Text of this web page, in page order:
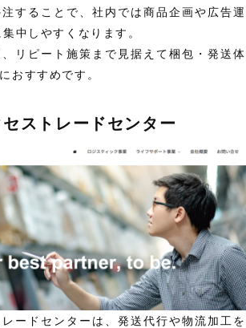
することで、社内では商品企画や広告運
中しやすくなります。
リピート施策まで見据えて梱包・発送体
おすすめです。
ストレードセンター
ードセンターは、発送代行や物流加工を